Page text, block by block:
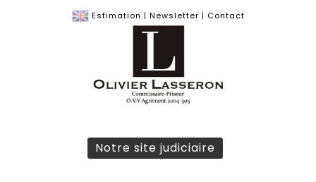
Estimation | Newsletter | Contact
Notre site judiciaire